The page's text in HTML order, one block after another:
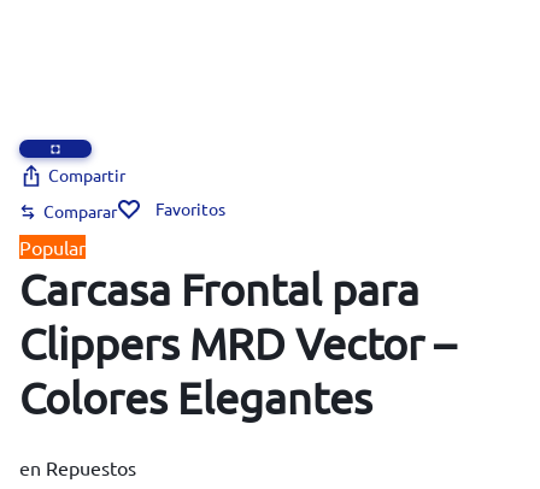
Compartir
Comparar
Favoritos
Popular
Carcasa Frontal para
Clippers MRD Vector –
Colores Elegantes
en Repuestos